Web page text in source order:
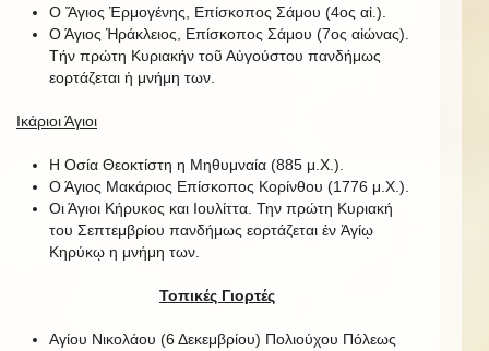
Ο Ἅγιος Ἑρμογένης, Επίσκοπος Σάμου (4ος αἰ.).
Ο Άγιος Ἡράκλειος, Επίσκοπος Σάμου (7ος αἰώνας).
Τήν πρώτη Κυριακήν τοῦ Αὐγούστου πανδήμως
εορτάζεται ἡ μνήμη των.
Ικάριοι Άγιοι
Η Οσία Θεοκτίστη η Μηθυμναία (885 μ.Χ.).
Ο Άγιος Μακάριος Επίσκοπος Κορίνθου (1776 μ.Χ.).
Οι Άγιοι Κήρυκος και Ιουλίττα. Την πρώτη Κυριακή
του Σεπτεμβρίου πανδήμως εορτάζεται ἐν Ἁγίῳ
Κηρύκῳ η μνήμη των.
Τοπικές Γιορτές
Αγίου Νικολάου (6 Δεκεμβρίου) Πολιούχου Πόλεως